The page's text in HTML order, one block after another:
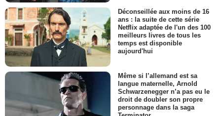
Déconseillée aux moins de 16
ans : la suite de cette série
Netflix adaptée de l'un des 100
meilleurs livres de tous les
temps est disponible
aujourd'hui
Même si l’allemand est sa
langue maternelle, Arnold
Schwarzenegger n’a pas eu le
droit de doubler son propre
personnage dans la saga